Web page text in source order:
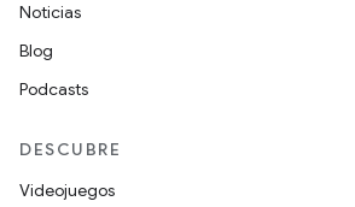
Noticias
Blog
Podcasts
DESCUBRE
Videojuegos